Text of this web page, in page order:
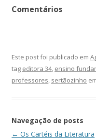
Comentários
Este post foi publicado em
tag editora 34, ensino
professores sertãozinho
Navegação de posts
← Os Cartéis da Literatura